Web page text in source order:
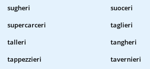
sugheri
suoceri
supercarceri
taglieri
talleri
tangheri
tappezzieri
tavernieri